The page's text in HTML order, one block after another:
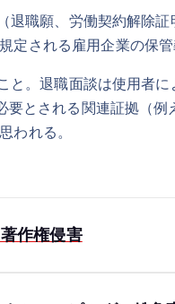
退職願、労働契約解除
定される雇用企業の保
。退職面談は使用者
とされる関連証拠（
われる。
作権侵害